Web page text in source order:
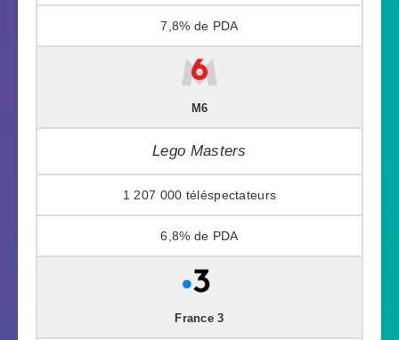
7,8%
M6
Lego Masters
1 207 000
6,8%
France 3